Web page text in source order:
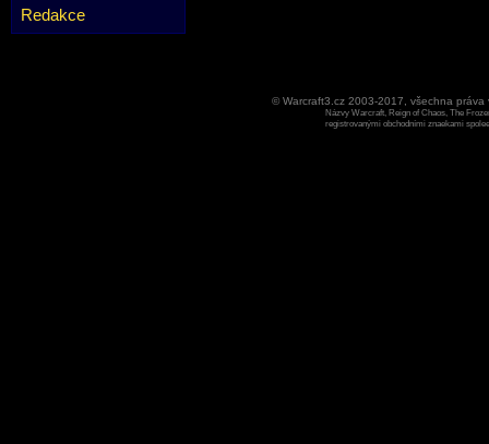
Redakce
© Warcraft3.cz 2003-2017, všechna
Názvy Warcraft, Reign of Chaos, The
registrovanými obchodními znaekami